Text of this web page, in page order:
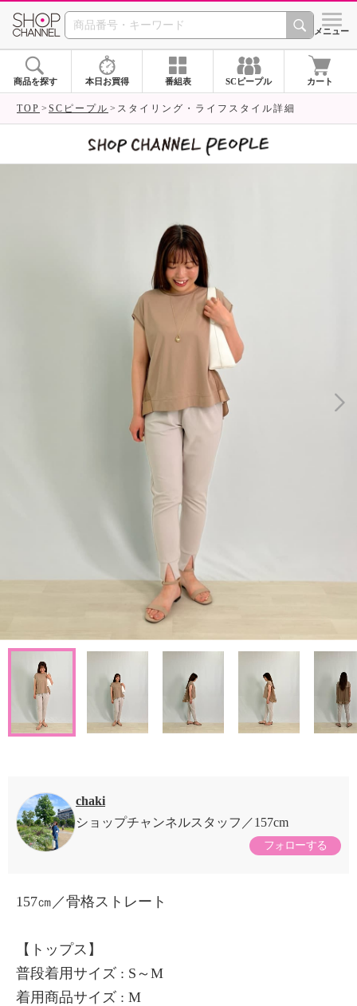
SHOP CHANNEL シメニュー
商品を探す 本日お買得 番組表 SCピープル カート
TOP SCピープル スタイリング・ライフスタイル詳細
chaki
ショップチャンネルスタッフ
157cm
フォローする
157㎝／骨格ストレート
【トップス】
普段着用サイズ : S～M
着用商品サイズ : M